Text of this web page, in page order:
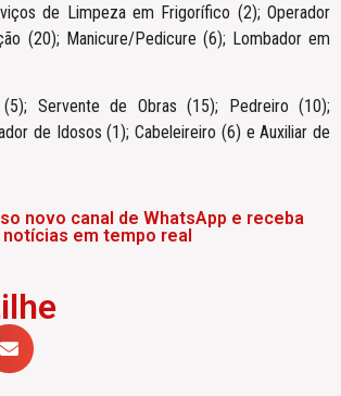
de Limpeza em Frigorífico (2); Operador
(20); Manicure/Pedicure (6); Lombador em
(5); Servente de Obras (15); Pedreiro (10);
de Idosos (1); Cabeleireiro (6) e Auxiliar de
novo canal de WhatsApp e receba
notícias em tempo real